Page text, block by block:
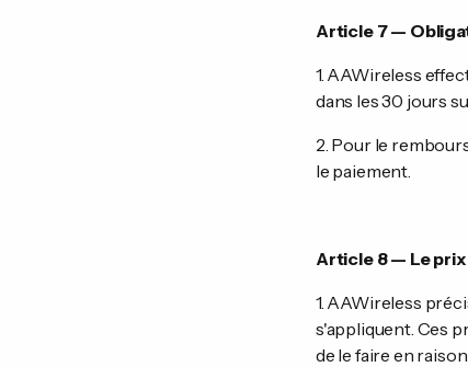
Article 7 —
1. AAWireless
dans les 30 jours
2. Pour le
le paiement.
Article 8 — Le prix
1. AAWireless
s'appliquent. Ces
de le faire en